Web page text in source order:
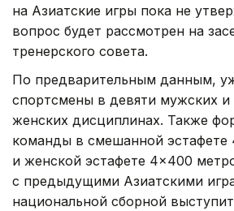
на Азиатские игры пока не
вопрос будет рассмотрен на
тренерского совета.
По предварительным данным,
спортсмены в девяти мужских
женских дисциплинах. Также
команды в смешанной эстафете
и женской эстафете 4×400
с предыдущими Азиатскими
национальной сборной